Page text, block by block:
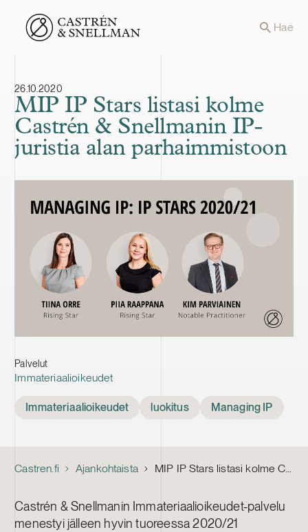
Front page Hae
26.10.2020
MIP IP Stars listasi kolme
Castrén & Snellmanin IP-
juristia alan parhaimmistoon
Palvelut
Immateriaalioikeudet
Immateriaalioikeudet luokitus Managing IP
Castren.fi Ajankohtaista MIP IP Stars listasi kolme Castrén & Snellmanin IP-juristia alan parhaimmistoon
Castrén & Snellmanin Immateriaalioikeudet-palvelu
menestyi jälleen hyvin tuoreessa 2020/21